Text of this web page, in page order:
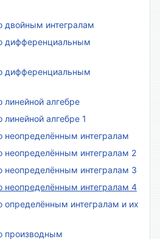
двойным интегралам
дифференциальным
дифференциальным
алгебре
алгебре 1
неопределённым интегралам
неопределённым интегралам 2
неопределённым интегралам 3
неопределённым интегралам 4
определённым интегралам и их
производным